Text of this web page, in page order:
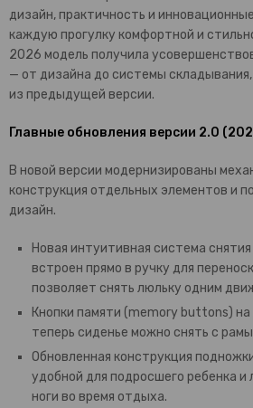
дизайн, практичность и
каждую прогулку комфортной и
2026 модель получила
— от дизайна до системы
из предыдущей версии.
Главные обновления версии 2.0
В новой версии модернизированы
конструкция отдельных элементов и
дизайн.
Новая интуитивная система
встроен прямо в ручку для
позволяет снять люльку одним
Кнопки памяти (memory buttons)
теперь сиденье можно снять с
Обновленная конструкция
удобной для подросшего ребенка
ноги во время отдыха.